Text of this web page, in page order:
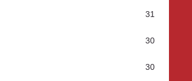
31
30
30